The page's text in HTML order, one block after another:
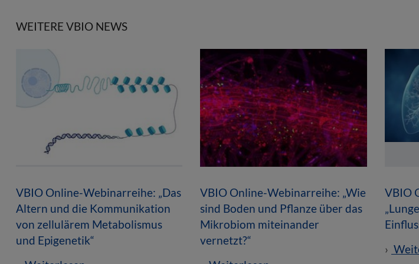
WEITERE VBIO NEWS
VBIO Online-Webinarreihe: „Das
Altern und die Kommunikation
von zellulärem Metabolismus
und Epigenetik“
VBIO Online-Webinarreihe: „Wie
sind Boden und Pflanze über das
Mikrobiom miteinander
vernetzt?“
VBIO